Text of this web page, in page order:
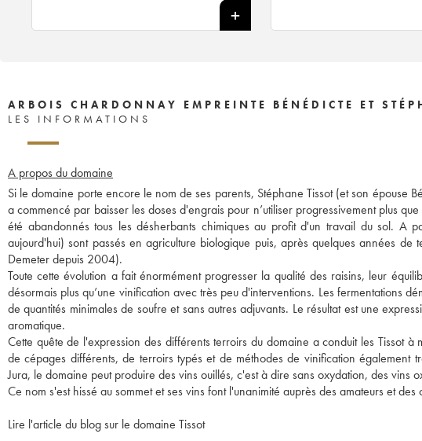
ARBOIS CHARDONNAY EMPREINTE BÉNÉDICTE ET
LES INFORMATIONS
A propos du domaine
Si le domaine porte encore le nom de ses parents, Stéphane Tissot (et son épouse
a commencé par baisser les doses d'engrais pour n’utiliser progressivement plus
été abandonnés tous les désherbants chimiques au profit d'un travail du sol.
aujourd'hui) sont passés en agriculture biologique puis, après quelques années
Demeter depuis 2004).
Toute cette évolution a fait énormément progresser la qualité des raisins, leur
désormais plus qu’une vinification avec très peu d'interventions. Les fermentations
de quantités minimales de soufre et sans autres adjuvants. Le résultat est une
aromatique.
Cette quête de l'expression des différents terroirs du domaine a conduit les Tissot
de cépages différents, de terroirs typés et de méthodes de vinification également
Jura, le domaine peut produire des vins ouillés, c'est à dire sans oxydation, des vins
Ce nom s'est hissé au sommet et ses vins font l'unanimité auprès des amateurs et
Lire l'article du blog sur le domaine Tissot